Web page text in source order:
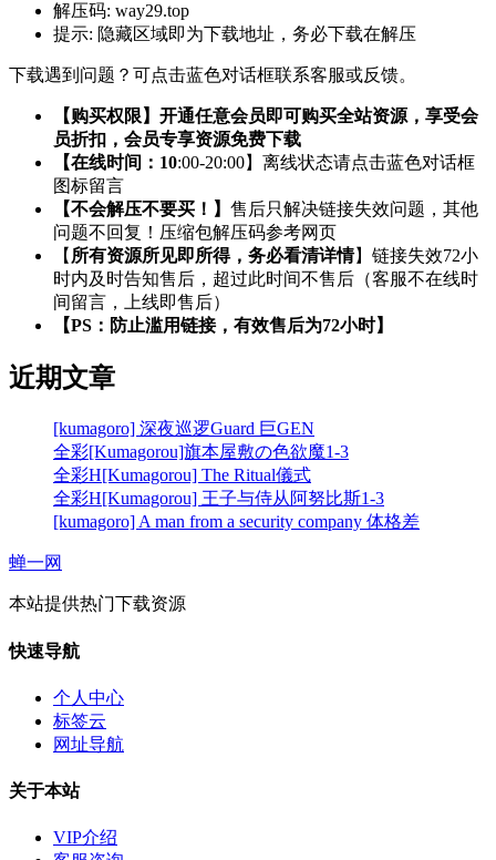
解压码: way29.top
提示: 隐藏区域即为下载地址，务必下载在解压
下载遇到问题？可点击蓝色对话框联系客服或反馈。
【购买权限】开通任意会员即可购买全站资源，享受会
员折扣，会员专享资源免费下载
【在线时间：10:00-20:00】离线状态请点击蓝色对话框
图标留言
【不会解压不要买！】 售后只解决链接失效问题，其他
问题不回复！压缩包解压码参考网页
【 所有资源所见即所得，务必看清详情】链接失效72小
时内及时告知售后，超过此时间不售后（客服不在线时
间留言，上线即售后）
【PS：防止滥用链接，有效售后为72小时】
近期文章
[kumagoro] 深夜巡逻Guard 巨GEN
全彩[Kumagorou]旗本屋敷の色欲魔1-3
全彩H[Kumagorou] The Ritual儀式
全彩H[Kumagorou] 王子与侍从阿努比斯1-3
[kumagoro] A man from a security company 体格差
蝉一网
本站提供热门下载资源
快速导航
个人中心
标签云
网址导航
关于本站
VIP介绍